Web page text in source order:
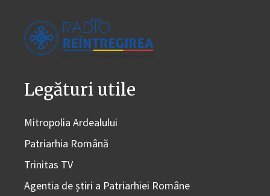
Legături utile
Mitropolia Ardealului
Patriarhia Română
Trinitas TV
Agentia de știri a Patriarhiei Române